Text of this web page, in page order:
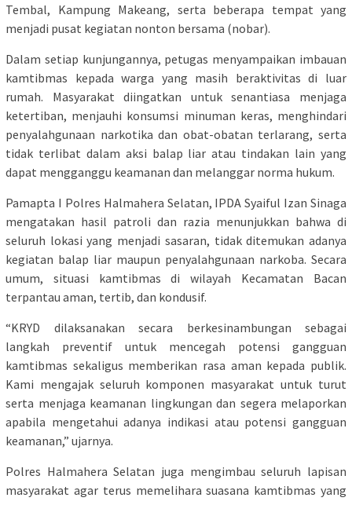
Tembal, Kampung Makeang, serta beberapa tempat yang
menjadi pusat kegiatan nonton bersama (nobar).
Dalam setiap kunjungannya, petugas menyampaikan imbauan
kamtibmas kepada warga yang masih beraktivitas di luar
rumah. Masyarakat diingatkan untuk senantiasa menjaga
ketertiban, menjauhi konsumsi minuman keras, menghindari
penyalahgunaan narkotika dan obat-obatan terlarang, serta
tidak terlibat dalam aksi balap liar atau tindakan lain yang
dapat mengganggu keamanan dan melanggar norma hukum.
Pamapta I Polres Halmahera Selatan, IPDA Syaiful Izan Sinaga
mengatakan hasil patroli dan razia menunjukkan bahwa di
seluruh lokasi yang menjadi sasaran, tidak ditemukan adanya
kegiatan balap liar maupun penyalahgunaan narkoba. Secara
umum, situasi kamtibmas di wilayah Kecamatan Bacan
terpantau aman, tertib, dan kondusif.
“KRYD dilaksanakan secara berkesinambungan sebagai
langkah preventif untuk mencegah potensi gangguan
kamtibmas sekaligus memberikan rasa aman kepada publik.
Kami mengajak seluruh komponen masyarakat untuk turut
serta menjaga keamanan lingkungan dan segera melaporkan
apabila mengetahui adanya indikasi atau potensi gangguan
keamanan,” ujarnya.
Polres Halmahera Selatan juga mengimbau seluruh lapisan
masyarakat agar terus memelihara suasana kamtibmas yang